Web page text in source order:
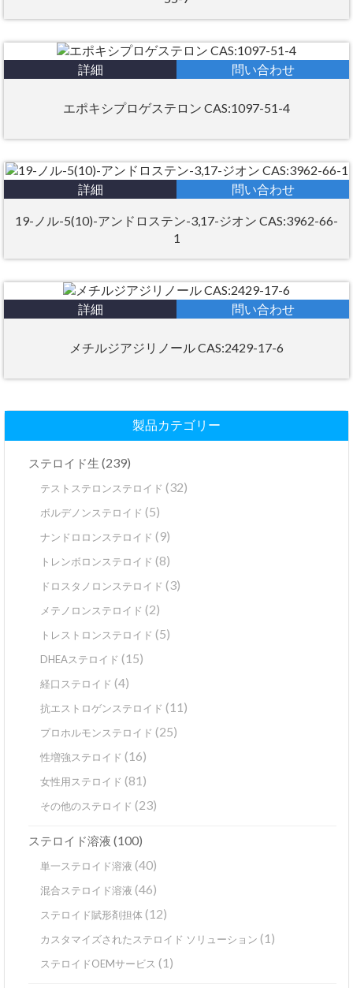
詳細 問い合わせ
エポキシプロゲステロン CAS:1097-51-4
詳細 問い合わせ
19-ノル-5(10)-アンドロステン-3,17-ジオン CAS:3962-66-
1
詳細 問い合わせ
メチルジアジリノール CAS:2429-17-6
製品カテゴリー
ステロイド生 (239)
テストステロンステロイド (32)
ボルデノンステロイド (5)
ナンドロロンステロイド (9)
トレンボロンステロイド (8)
ドロスタノロンステロイド (3)
メテノロンステロイド (2)
トレストロンステロイド (5)
DHEAステロイド (15)
経口ステロイド (4)
抗エストロゲンステロイド (11)
プロホルモンステロイド (25)
性増強ステロイド (16)
女性用ステロイド (81)
その他のステロイド (23)
ステロイド溶液 (100)
単一ステロイド溶液 (40)
混合ステロイド溶液 (46)
ステロイド賦形剤担体 (12)
カスタマイズされたステロイド ソリューション (1)
ステロイドOEMサービス (1)